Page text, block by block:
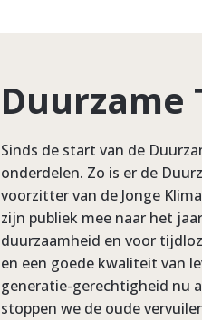
Duurzame
Sinds de start van de
onderdelen. Zo is er de
voorzitter van de Jonge
zijn publiek mee naar het
duurzaamheid en voor
en een goede kwaliteit van
generatie-gerechtigheid nu
stoppen we de oude